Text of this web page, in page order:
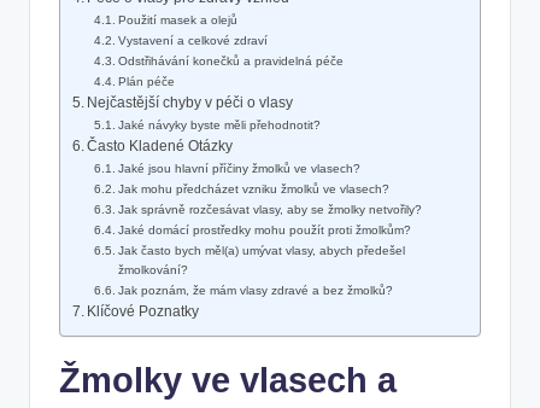
Použití masek a olejů
Vystavení a ​celkové zdraví
Odstřihávání konečků a ‌pravidelná péče
Plán ​péče
Nejčastější chyby v ⁢péči o ‍vlasy
Jaké návyky ​byste měli přehodnotit?
Často Kladené Otázky
Jaké jsou hlavní⁣ příčiny žmolků ve vlasech?
Jak mohu předcházet vzniku ⁢žmolků ve vlasech?
Jak správně rozčesávat vlasy,⁢ aby ⁢se žmolky netvořily?
Jaké domácí prostředky mohu​ použít proti ‍žmolkům?
Jak často bych ⁣měl(a) umývat ⁤vlasy, abych ⁤předešel
⁢žmolkování?
Jak ⁤poznám, ⁣že ‍mám vlasy zdravé a bez žmolků?
Klíčové⁢ Poznatky
Žmolky ve vlasech a